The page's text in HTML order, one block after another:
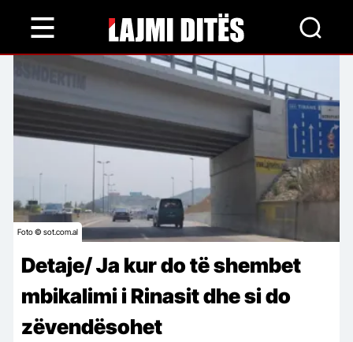
content
Foto © sot.com.al
Detaje/ Ja kur do të shembet
mbikalimi i Rinasit dhe si do
zëvendësohet